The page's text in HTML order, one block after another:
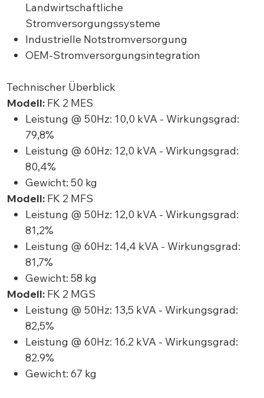
Landwirtschaftliche
Stromversorgungssysteme
Industrielle Notstromversorgung
OEM-Stromversorgungsintegration
Technischer Überblick
Modell:FK 2 MES
Leistung @ 50Hz: 10,0 kVA - Wirkungsgrad:
79,8%
Leistung @ 60Hz: 12,0 kVA - Wirkungsgrad:
80,4%
Gewicht: 50 kg
Modell:FK 2 MFS
Leistung @ 50Hz: 12,0 kVA - Wirkungsgrad:
81,2%
Leistung @ 60Hz: 14,4 kVA - Wirkungsgrad:
81,7%
Gewicht: 58 kg
Modell:FK 2 MGS
Leistung @ 50Hz: 13,5 kVA - Wirkungsgrad:
82,5%
Leistung @ 60Hz: 16.2 kVA - Wirkungsgrad:
82.9%
Gewicht: 67 kg